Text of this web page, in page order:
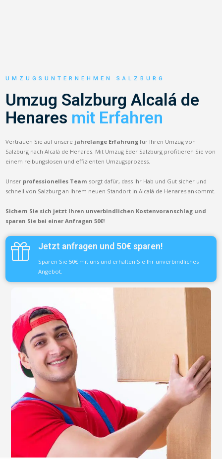
UMZUGSUNTERNEHMEN SALZBURG
Umzug Salzburg Alcalá de
Henares mit Erfahren
Vertrauen Sie auf unsere jahrelange Erfahrung für Ihren Umzug von
Salzburg nach Alcalá de Henares. Mit Umzug Eder Salzburg profitieren Sie von
einem reibungslosen und effizienten Umzugsprozess.
Unser professionelles Team sorgt dafür, dass Ihr Hab und Gut sicher und
schnell von Salzburg an Ihrem neuen Standort in Alcalá de Henares ankommt.
Sichern Sie sich jetzt Ihren unverbindlichen Kostenvoranschlag und
sparen Sie bei einer Anfragen 50€!
Jetzt anfragen und 50€ sparen!
Sparen Sie 50€ mit uns und erhalten Sie Ihr unverbindliches
Angebot.